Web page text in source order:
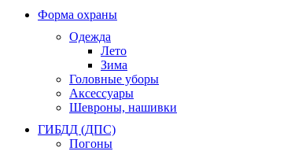
Форма охраны
Одежда
Лето
Зима
Головные уборы
Аксессуары
Шевроны, нашивки
ГИБДД (ДПС)
Погоны